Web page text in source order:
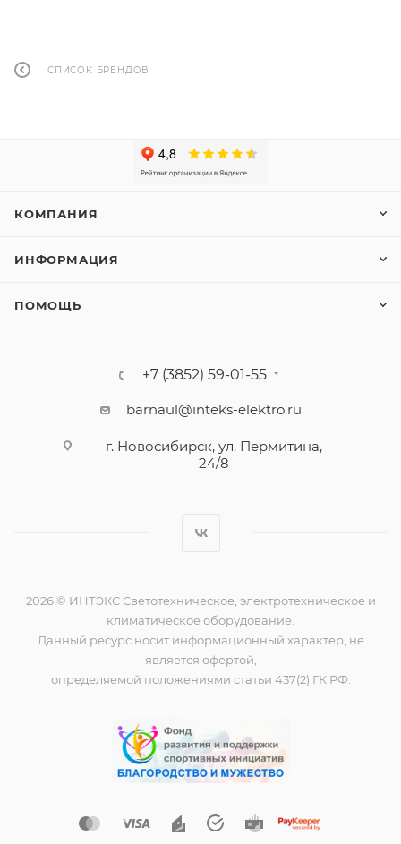
СПИСОК БРЕНДОВ
КОМПАНИЯ
ИНФОРМАЦИЯ
ПОМОЩЬ
+7 (3852) 59-01-55
barnaul@inteks-elektro.ru
г. Новосибирск, ул. Пермитина,
24/8
2026 © ИНТЭКС Светотехническое, электротехническое и
климатическое оборудование.
Данный ресурс носит информационный характер, не
является офертой,
определяемой положениями статьи 437(2) ГК РФ.